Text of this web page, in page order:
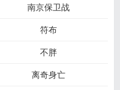
南京保卫战
符布
不胖
离奇身亡